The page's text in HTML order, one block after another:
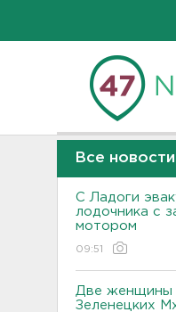
Все новости
С Ладоги
лодочника с
мотором
09:51
Две женщины
Зеленецких